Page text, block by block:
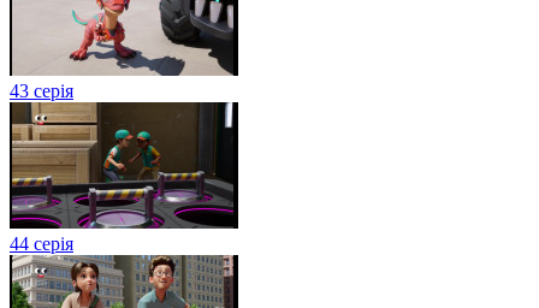
43 серія
44 серія